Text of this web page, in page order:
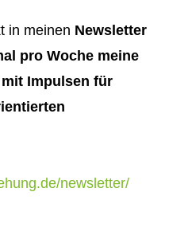
in meinen Newsletter
pro Woche meine
Impulsen für
newsletter/